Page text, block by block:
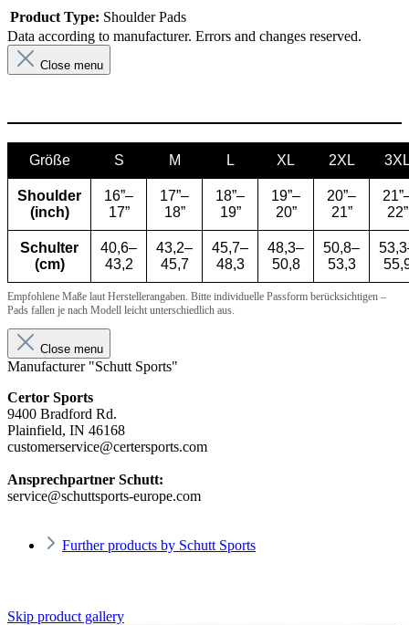
Product Type: Shoulder Pads
Data according to manufacturer. Errors and changes reserved.
Close menu
Größe S M L XL 2XL
Shoulder
(inch)
16”–
17”
17”–
18”
18”–
19”
19”–
20”
20”–
21”
22”
Schulter
(cm)
40,6–
43,2
43,2–
45,7
45,7–
48,3
48,3–
50,8
50,8–
53,3
Empfohlene Maße laut Herstellerangaben. Bitte individuelle Passform berücksichtigen –
Pads fallen je nach Modell leicht unterschiedlich aus.
Close menu
Manufacturer "Schutt Sports"
Certor Sports
9400 Bradford Rd.
Plainfield, IN 46168
customerservice@certersports.com
Ansprechpartner Schutt:
service@schuttsports-europe.com
Further products by Schutt Sports
Skip product gallery